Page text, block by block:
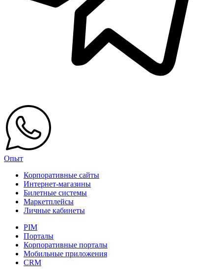
Опыт
Корпоративные сайты
Интернет-магазины
Билетные системы
Маркетплейсы
Личные кабинеты
PIM
Порталы
Корпоративные порталы
Мобильные приложения
CRM